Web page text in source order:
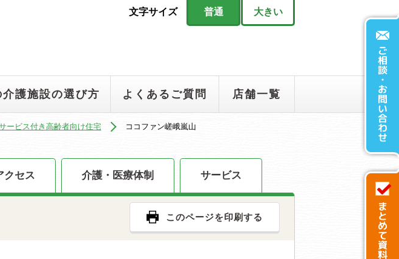
文字サイズ 普通 大きい
護施設の選び方 よくあるご質問 店舗一覧
ービス付き高齢者向け住宅 ココファン嵯峨嵐山
クセス 介護・医療体制 サービス
このページを印刷する